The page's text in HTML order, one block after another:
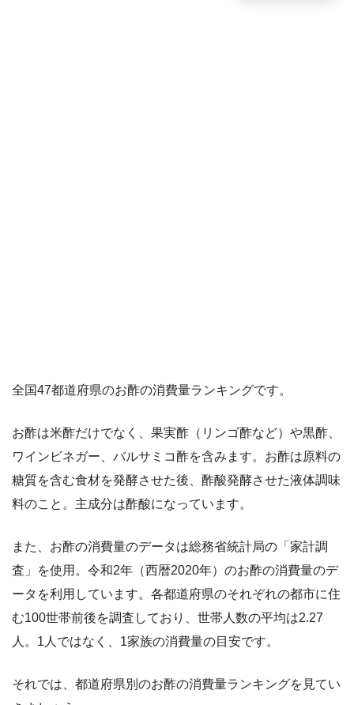
全国47都道府県のお酢の消費量ランキングです。
お酢は米酢だけでなく、果実酢（リンゴ酢など）や黒酢、
ワインビネガー、バルサミコ酢を含みます。お酢は原料の
糖質を含む食材を発酵させた後、酢酸発酵させた液体調味
料のこと。主成分は酢酸になっています。
また、お酢の消費量のデータは総務省統計局の「家計調
査」を使用。令和2年（西暦2020年）のお酢の消費量のデ
ータを利用しています。各都道府県のそれぞれの都市に住
む100世帯前後を調査しており、世帯人数の平均は2.27
人。1人ではなく、1家族の消費量の目安です。
それでは、都道府県別のお酢の消費量ランキングを見てい